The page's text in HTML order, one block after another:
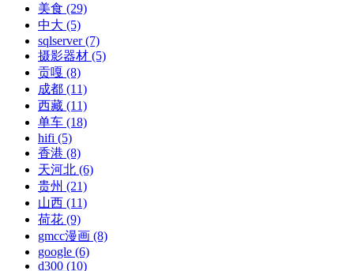
美食 (29)
中大 (5)
sqlserver(7)
摄影器材 (5)
贡嘎 (8)
成都 (11)
西藏 (11)
单车 (18)
hifi (5)
香港 (8)
天河北 (6)
贵州 (21)
山西 (11)
荷花 (9)
gmcc漫画 (8)
google (6)
d300 (10)